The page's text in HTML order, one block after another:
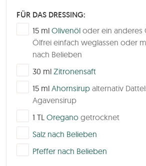
FÜR DAS DRESSING:
▢
15 ml Olivenöl oder ein anderes
Ölfrei einfach weglassen oder
nach Belieben
▢
30 ml Zitronensaft
▢
15 ml Ahornsirup alternativ
Agavensirup
▢1 TL Oregano getrocknet
▢
Salz nach Belieben
▢
Pfeffer nach Belieben